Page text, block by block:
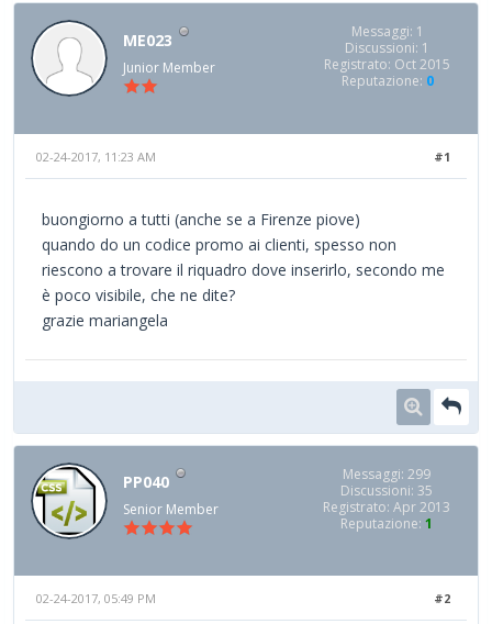
ME023
Junior Member
Messaggi: 1
Discussioni: 1
Registrato: Oct 2015
Reputazione: 0
#1
02-24-2017, 11:23 AM
buongiorno a tutti (anche se a Firenze piove)
quando do un codice promo ai clienti, spesso non
riescono a trovare il riquadro dove inserirlo, secondo me
è poco visibile, che ne dite?
grazie mariangela
PP040
Senior Member
Messaggi: 299
Discussioni: 35
Registrato: Apr 2013
Reputazione: 1
#2
02-24-2017, 05:49 PM